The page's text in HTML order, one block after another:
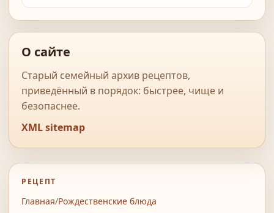
О сайте
Старый семейный архив рецептов,
приведённый в порядок: быстрее, чище и
безопаснее.
XML sitemap
РЕЦЕПТ
Главная/Рождественские блюда